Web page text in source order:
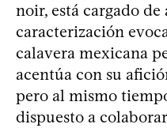
noir, está cargado de
caracterización
calavera mexicana
acentúa con su
pero al mismo
dispuesto a